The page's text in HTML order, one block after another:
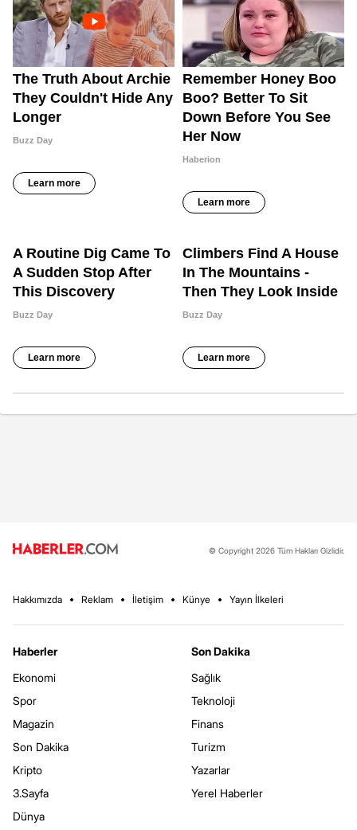
© Copyright 2026 Tüm Hakları Gizlidir.
Hakkımızda Reklam İletişim Künye Yayın İlkeleri
Haberler
Ekonomi
Spor
Magazin
Son Dakika
Kripto
3.Sayfa
Dünya
Son Dakika
Sağlık
Teknoloji
Finans
Turizm
Yazarlar
Yerel Haberler